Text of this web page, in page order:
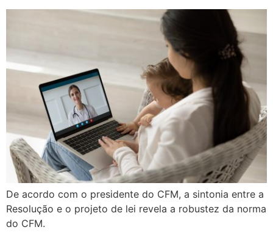
De acordo com o presidente do CFM, a sintonia entre a
Resolução e o projeto de lei revela a robustez da norma
do CFM.